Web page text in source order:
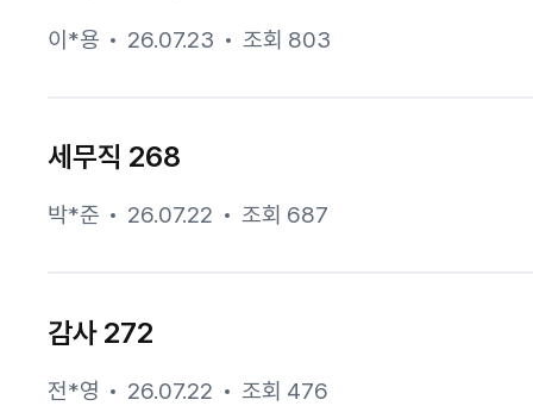
이*용 26.07.23 조회 803
세무직 268
박*준 26.07.22 조회 687
감사 272
전*영 26.07.22 조회 476